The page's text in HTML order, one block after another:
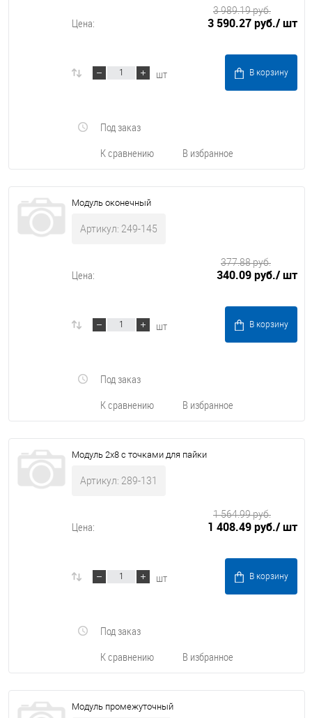
Цена: 3 590.27 руб./ шт
3 989.19 руб.
шт В корзину
К сравнению В избранное
Под заказ
Модуль оконечный
Артикул: 249-145
Цена: 340.09 руб./ шт
377.88 руб.
шт В корзину
К сравнению В избранное
Под заказ
Модуль 2х8 с точками для пайки
Артикул: 289-131
Цена: 1 408.49 руб./ шт
1 564.99 руб.
шт В корзину
К сравнению В избранное
Под заказ
Модуль промежуточный